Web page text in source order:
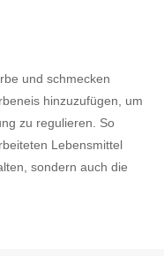
und schmecken
hinzuzufügen, um
zu regulieren. So
Lebensmittel
sondern auch die